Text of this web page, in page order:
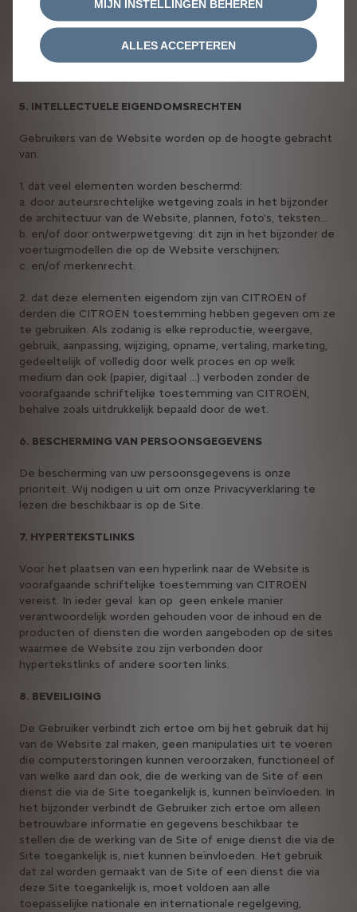
4. COOKIES EN GEGEVENSBESCHERMING
De bescherming van uw persoonsgegevens en cookies is
onze prioriteit. Wij nodigen u uit om onze Privacyverklaring
5. INTELLECTUELE EIGENDOMSRECHTEN
Gebruikers van de Website worden op de hoogte gebracht
van:
1. dat veel elementen worden beschermd:
a. door auteursrechtelijke wetgeving zoals in het bijzonder
de architectuur van de Website, plannen, foto's, teksten...
b. en/of door ontwerpwetgeving: dit zijn in het bijzonder de
voertuigmodellen die op de Website verschijnen;
c. en/of merkenrecht.
2. dat deze elementen eigendom zijn van CITROËN of
derden die CITROËN toestemming hebben gegeven om ze
te gebruiken. Als zodanig is elke reproductie, weergave,
gebruik, aanpassing, wijziging, opname, vertaling, marketing,
gedeeltelijk of volledig door welk proces en op welk
medium dan ook (papier, digitaal ...) verboden zonder de
voorafgaande schriftelijke toestemming van CITROËN,
behalve zoals uitdrukkelijk bepaald door de wet.
6. BESCHERMING VAN PERSOONSGEGEVENS
De bescherming van uw persoonsgegevens is onze
prioriteit. Wij nodigen u uit om onze Privacyverklaring te
lezen die beschikbaar is op de Site.
7. HYPERTEKSTLINKS
Voor het plaatsen van een hyperlink naar de Website is
voorafgaande schriftelijke toestemming van CITROËN
vereist. In ieder geval kan op geen enkele manier
verantwoordelijk worden gehouden voor de inhoud en de
producten of diensten die worden aangeboden op de sites
waarmee de Website zou zijn verbonden door
hypertekstlinks of andere soorten links.
8. BEVEILIGING
De Gebruiker verbindt zich ertoe om bij het gebruik dat hij
van de Website zal maken, geen manipulaties uit te voeren
die computerstoringen kunnen veroorzaken, functioneel of
van welke aard dan ook, die de werking van de Site of een
dienst die via de Site toegankelijk is, kunnen beïnvloeden. In
het bijzonder verbindt de Gebruiker zich ertoe om alleen
betrouwbare informatie en gegevens beschikbaar te
stellen die de werking van de Site of enige dienst die via de
Site toegankelijk is, niet kunnen beïnvloeden. Het gebruik
dat zal worden gemaakt van de Site of een dienst die via
deze Site toegankelijk is, moet voldoen aan alle
toepasselijke nationale en internationale regelgeving,
MIJN INSTELLINGEN BEHEREN
ALLES ACCEPTEREN